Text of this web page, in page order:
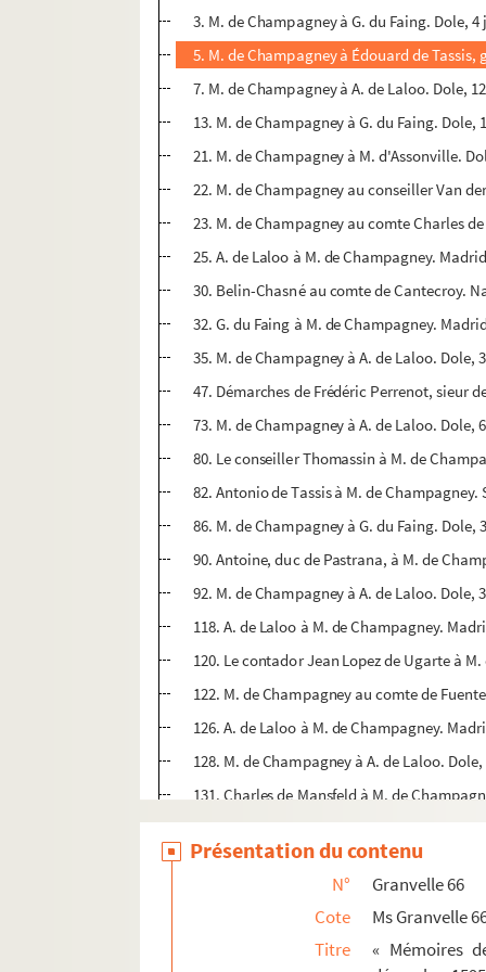
3. M. de Champagney à G. du Faing. Dole,
5. M. de Champagney à Édouard de
7. M. de Champagney à A. de Laloo. Dole,
13. M. de Champagney à G. du Faing. Dole,
21. M. de Champagney à M. d'Assonville.
22. M. de Champagney au conseiller Van
23. M. de Champagney au comte Charles
25. A. de Laloo à M. de Champagney.
30. Belin-Chasné au comte de Cantecroy.
32. G. du Faing à M. de Champagney.
35. M. de Champagney à A. de Laloo. Dole,
47. Démarches de Frédéric Perrenot, sieur
73. M. de Champagney à A. de Laloo. Dole,
80. Le conseiller Thomassin à M. de
82. Antonio de Tassis à M. de
86. M. de Champagney à G. du Faing. Dole,
90. Antoine, duc de Pastrana, à M. de
92. M. de Champagney à A. de Laloo. Dole,
118. A. de Laloo à M. de Champagney.
120. Le contador Jean Lopez de Ugarte à
122. M. de Champagney au comte de
126. A. de Laloo à M. de Champagney.
128. M. de Champagney à A. de Laloo.
131. Charles de Mansfeld à M. de
133. A. de Laloo à M. de Champagney.
135. J. Froissard de Broissia à M. de
137. M. de Champagney au duc de
145. M. de Champagney à Juan Lopes
147. Les membres du parlement de Dole à
Présentation du contenu
N°
Granvelle 66
Cote
Ms Granvelle
Titre
« Mémoires